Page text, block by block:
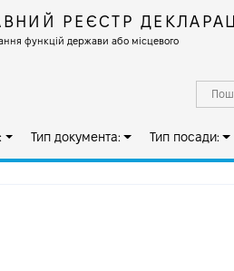
РЕЄСТР
функцій держави або місцевого
Тип документа: Тип посади: